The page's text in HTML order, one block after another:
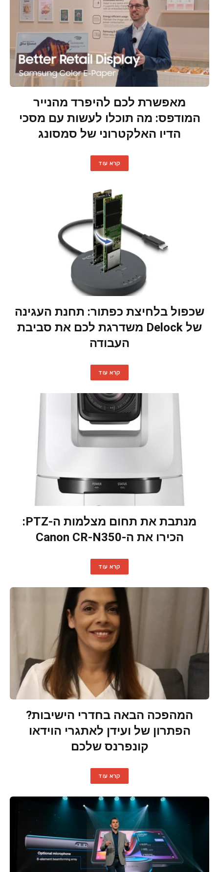
מאפשרת לכם להיפרד מהנייר
המודפס: מה תוכלו לעשות עם מסכי
הדיו האלקטרוני של סמסונג
קרא עוד
שכפול בלחיצת כפתור: תחנת העגינה
של Delock משדרגת לכם את סביבת
העבודה
קרא עוד
מנתבת את תחום מצלמות ה-PTZ:
הכירו את ה-Canon CR-N350
קרא עוד
המהפכה הבאה בחדרי הישיבות?
הפתרון של ועידן לאתגרי הוידאו
קונפרנס שלכם
קרא עוד